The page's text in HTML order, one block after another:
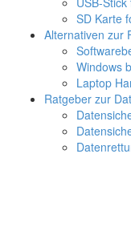
SD Karte
Alternativen zur
Windows
Laptop
Ratgeber zur